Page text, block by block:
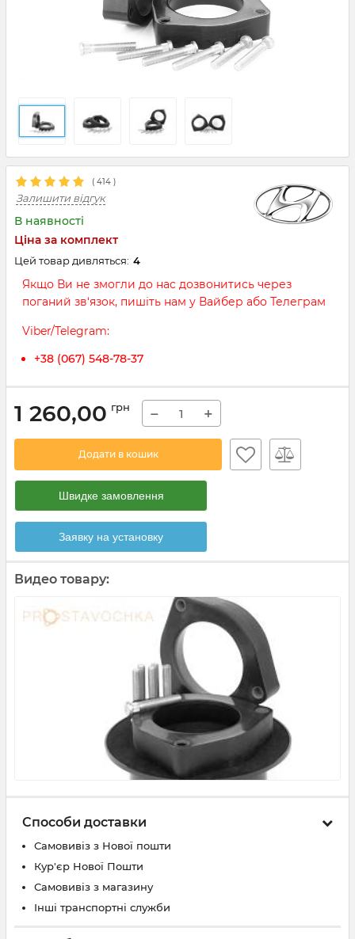
( 414 )
Залишити відгук
В наявності
Ціна за комплект
Цей товар дивляться: 4
Якщо Ви не змогли до нас дозвонитись через
поганий зв‘язок, пишіть нам у Вайбер або Телеграм
Viber/Telegram:
+38 (067) 548-78-37
1 260,00 грн − +
Додати в кошик
Швидке замовлення
Заявку на установку
Видео товару:
Способи доставки
Самовивіз з Нової пошти
Кур'єр Нової Пошти
Самовивіз з магазину
Інші транспортні служби